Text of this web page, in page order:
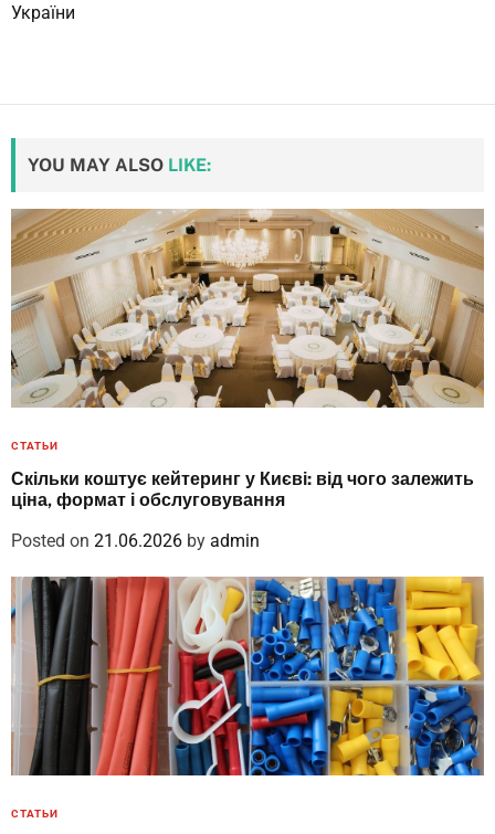
України
YOU MAY ALSO LIKE:
СТАТЬИ
Скільки коштує кейтеринг у Києві: від чого залежить
ціна, формат і обслуговування
Posted on 21.06.2026 by admin
СТАТЬИ